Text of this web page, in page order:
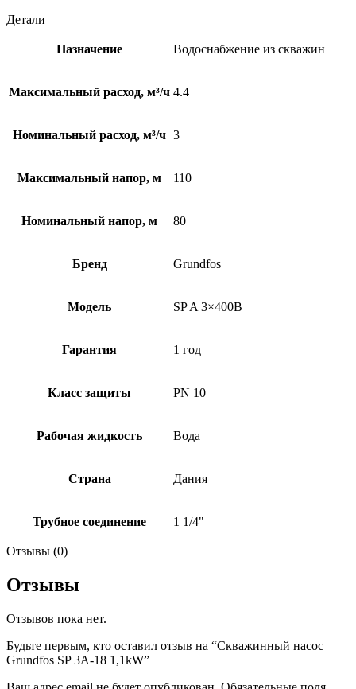
Детали
Назначение Водоснабжение из скважин
Максимальный расход, м³/ч 4.4
Номинальный расход, м³/ч 3
Максимальный напор, м 110
Номинальный напор, м 80
Бренд Grundfos
Модель SP A 3×400В
Гарантия 1 год
Класс защиты PN 10
Рабочая жидкость Вода
Страна Дания
Трубное соединение 1 1/4"
Отзывы (0)
Отзывы
Отзывов пока нет.
Будьте первым, кто оставил отзыв на “Скважинный насос
Grundfos SP 3A-18 1,1kW”